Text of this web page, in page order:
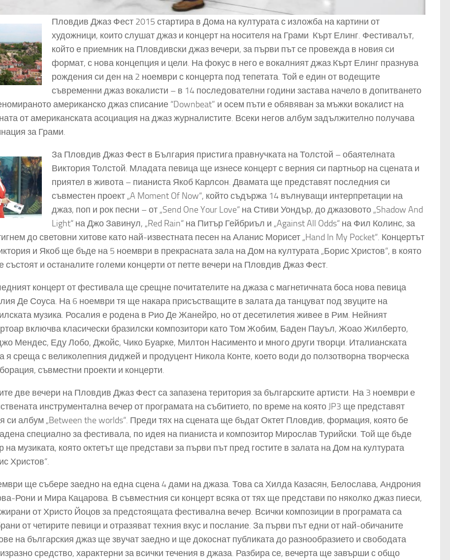
Пловдив Джаз Фест 2015 стартира в Дома на културата с изложба на картини от
художници, които слушат джаз и концерт на носителя на Грами Кърт Елинг. Фестивалът,
който е приемник на Пловдивски джаз вечери, за първи път се провежда в новия си
формат, с нова концепция и цели. На фокус в него е вокалният джаз.Кърт Елинг празнува
рождения си ден на 2 ноември с концерта под тепетата. Той е един от водещите
съвременни джаз вокалисти – в 14 последователни години застава начело в допитването
американско джаз списание “Downbeat” и осем пъти е обявяван за мъжки вокалист на
от американската асоциация на джаз журналистите. Всеки негов албум задължително получава
за Грами.
За Пловдив Джаз Фест в България пристига правнучката на Толстой – обаятелната
Виктория Толстой. Младата певица ще изнесе концерт с верния си партньор на сцената и
приятел в живота – пианиста Якоб Карлсон. Двамата ще представят последния си
съвместен проект „A Moment Of Now“, който съдържа 14 вълнуващи интерпретации на
джаз, поп и рок песни – от „Send One Your Love“ на Стиви Уондър, до джазовото „Shadow And
Light“ на Джо Завинул, „Red Rain“ на Питър Гейбриъл и „Against All Odds“ на Фил Колинс, за
до световни хитове като най-известната песен на Аланис Морисет „Hand In My Pocket“. Концертът
и Якоб ще бъде на 5 ноември в прекрасната зала на Дом на културата „Борис Христов“, в която
състоят и останалите големи концерти от петте вечери на Пловдив Джаз Фест.
концерт от фестивала ще срещне почитателите на джаза с магнетичната боса нова певица
Де Соуса. На 6 ноември тя ще накара присъстващите в залата да танцуват под звуците на
музика. Росалия е родена в Рио Де Жанейро, но от десетилетия живее в Рим. Нейният
включва класически бразилски композитори като Том Жобим, Баден Пауъл, Жоао Жилберто,
Мендес, Еду Лобо, Джойс, Чико Буарке, Милтон Насименто и много други творци. Италианската
я среща с великолепния диджей и продуцент Никола Конте, което води до ползотворна творческа
съвместни проекти и концерти.
две вечери на Пловдив Джаз Фест са запазена територия за българските артисти. На 3 ноември е
инструментална вечер от програмата на събитието, по време на която JP3 ще представят
си албум „Between the worlds“. Преди тях на сцената ще бъдат Октет Пловдив, формация, която бе
специално за фестивала, по идея на пианиста и композитор Мирослав Турийски. Той ще бъде
на музиката, която октетът ще представи за първи път пред гостите в залата на Дом на културата
Христов“.
ще събере заедно на една сцена 4 дами на джаза. Това са Хилда Казасян, Белослава, Андрония
Рони и Мира Кацарова. В съвместния си концерт всяка от тях ще представи по няколко джаз пиеси,
от Христо Йоцов за предстоящата фестивална вечер. Всички композиции в програмата са
от четирите певици и отразяват техния вкус и послание. За първи път едни от най-обичаните
на българския джаз ще звучат заедно и ще докоснат публиката до разнообразието и свободата
средство, характерни за всички течения в джаза. Разбира се, вечерта ще завърши с общо